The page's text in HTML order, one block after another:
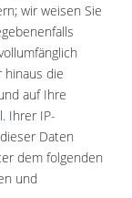
wir weisen Sie
hinaus die
auf Ihre
Ihrer IP-
Daten
dem folgenden
und